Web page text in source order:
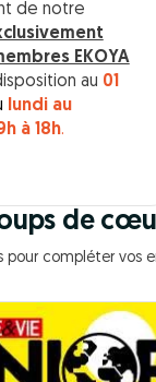
de notre
EKOYA
au 01
lundi au
à 18h.
de
pour compléter vos